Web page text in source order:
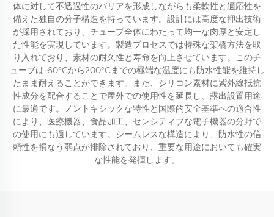
体に対して不透過性のバリアを形成しながらも柔軟性と適応性を
備えた独自の分子構造を持っています。設計には高度な押出技術
が採用されており、チューブ全体にわたって均一な肉厚と安定し
た性能を実現しています。製造プロセスでは特殊な架橋方法を取
り入れており、素材の耐久性と寿命を向上させています。このチ
ューブは-60°Cから200°Cまでの極端な温度にも防水性能を維持し
たまま耐えることができます。また、シリコン素材に紫外線抵抗
性成分を配合することで屋外での使用性を延長し、露出設置用途
に最適です。ノントキシックな特性と国際的安全基準への適合性
により、医療機器、食品加工、センシティブな電子機器の分野で
の使用にも適しています。シームレスな構造により、防水性の信
頼性を損なう弱点が排除されており、重要な用途においても確実
な性能を発揮します。